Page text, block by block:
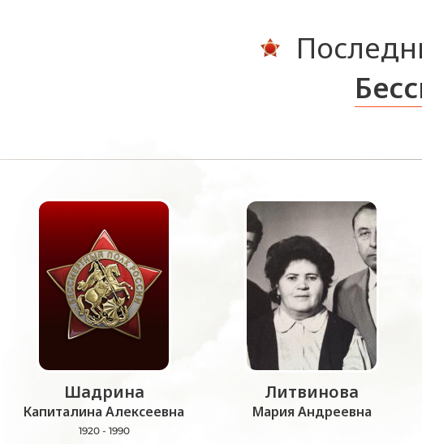
Шадрина
Капиталина Алексеевна
1920 - 1990
Литвинова
Мария Андреевна